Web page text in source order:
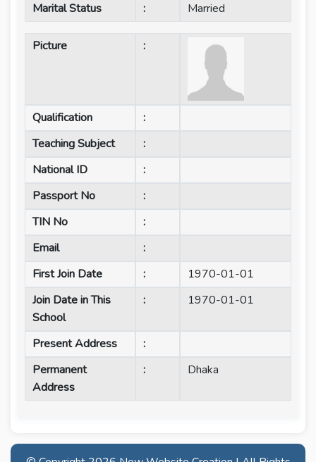
Marital Status
: Married
Picture :
Qualification
:
Teaching Subject
:
National ID
:
Passport No
:
TIN No
:
Email
:
First Join Date
:
1970-01-01
Join Date in This
School
: 1970-01-01
Present Address
:
Permanent
Address
: Dhaka